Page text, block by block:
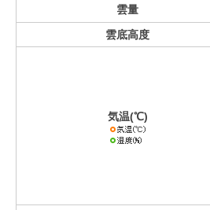
雲量
雲底高度
気温(℃)